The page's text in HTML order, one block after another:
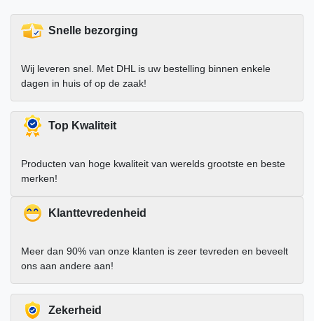
Snelle bezorging
Wij leveren snel. Met DHL is uw bestelling binnen enkele
dagen in huis of op de zaak!
Top Kwaliteit
Producten van hoge kwaliteit van werelds grootste en beste
merken!
Klanttevredenheid
Meer dan 90% van onze klanten is zeer tevreden en beveelt
ons aan andere aan!
Zekerheid